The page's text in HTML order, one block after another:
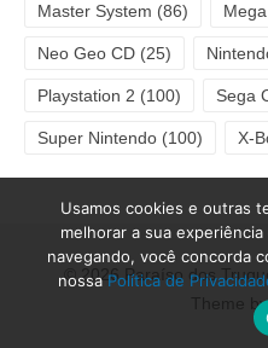
Master System (86)
Neo Geo CD (25)
Playstation 2 (100) Sega
Super Nintendo (100) X-
© 2026 Paraíso dos
Theme
Usamos cookies e outras
melhorar a sua
navegando, você concorda
nossa Política de